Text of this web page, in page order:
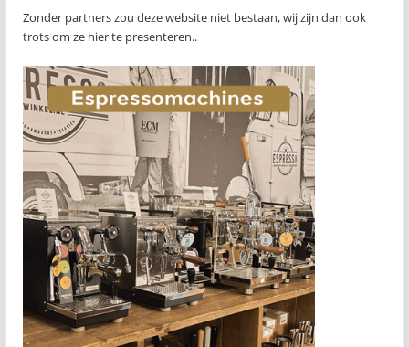
Zonder partners zou deze website niet bestaan, wij zijn dan ook
trots om ze hier te presenteren..